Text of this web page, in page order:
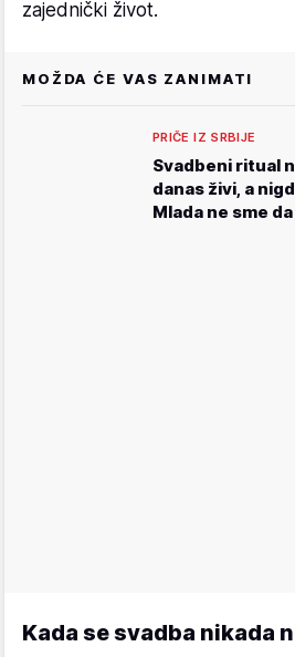
zajednički život.
MOŽDA ĆE VAS ZANIMATI
PRIČE IZ SRBIJE
Svadbeni ritual
danas živi, a
Mlada ne sme
Kada se svadba nikada